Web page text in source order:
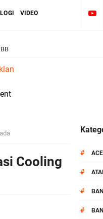
VIDEO
Cooling
#
#
#
#